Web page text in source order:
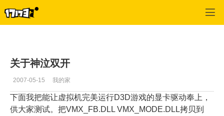
关于神泣双开
2007-05-15 我的家
下面我把能让虚拟机完美运行D3D游戏的显卡驱动奉上，
供大家测试。把VMX_FB.DLL VMX_MODE.DLL拷贝到